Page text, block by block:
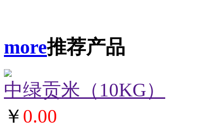
more推荐产品
中绿贡米（10KG）
￥ 0.00